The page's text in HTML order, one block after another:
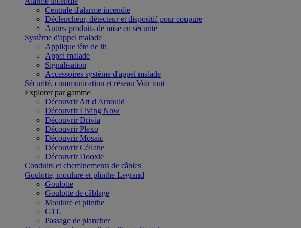
Centrale d'alarme incendie
Déclencheur, détecteur et dispositif pour coupure
Autres produits de mise en sécurité
Système d'appel malade
Applique tête de lit
Appel malade
Signalisation
Accessoires système d'appel malade
Sécurité, communication et réseau Voir tout
Explorer par gamme
Découvrir Art d'Arnould
Découvrir Living Now
Découvrir Drivia
Découvrir Plexo
Découvrir Mosaic
Découvrir Céliane
Découvrir Dooxie
Conduits et cheminements de câbles
Goulotte, moulure et plinthe Legrand
Goulotte
Goulotte de câblage
Moulure et plinthe
GTL
Passage de plancher